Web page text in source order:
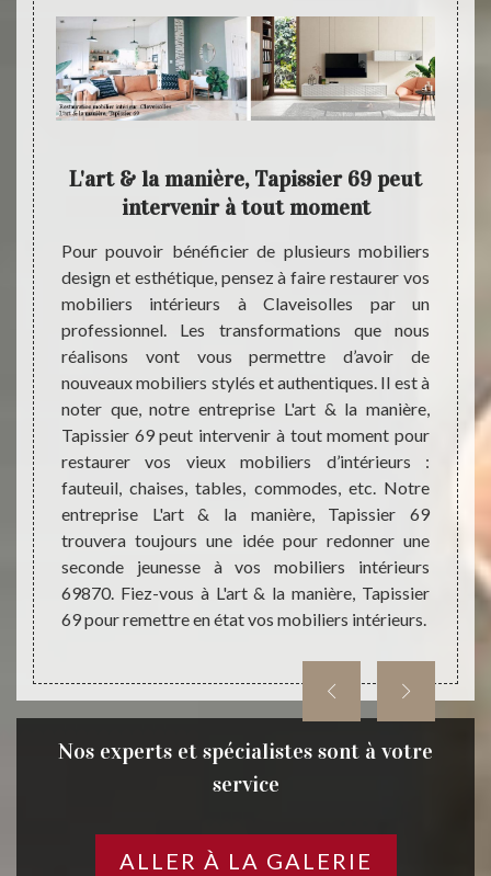
& la
vos
de
L'art & la manière, Tapissier 69 peut
intervenir à tout moment
Pour pouvoir bénéficier de plusieurs mobiliers
design et esthétique, pensez à faire restaurer vos
mobiliers intérieurs à Claveisolles par un
professionnel. Les transformations que nous
réalisons vont vous permettre d’avoir de
nouveaux mobiliers stylés et authentiques. Il est à
noter que, notre entreprise L'art & la manière,
Tapissier 69 peut intervenir à tout moment pour
restaurer vos vieux mobiliers d’intérieurs :
fauteuil, chaises, tables, commodes, etc. Notre
entreprise L'art & la manière, Tapissier 69
trouvera toujours une idée pour redonner une
seconde jeunesse à vos mobiliers intérieurs
69870. Fiez-vous à L'art & la manière, Tapissier
69 pour remettre en état vos mobiliers intérieurs.
que
une
et
de
Nos experts et spécialistes sont à votre
service
ALLER À LA GALERIE